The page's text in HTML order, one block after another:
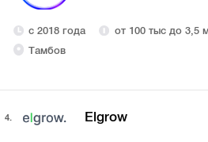
с 2018 года
от 100 тыс до 3,5
Тамбов
4. Elgrow